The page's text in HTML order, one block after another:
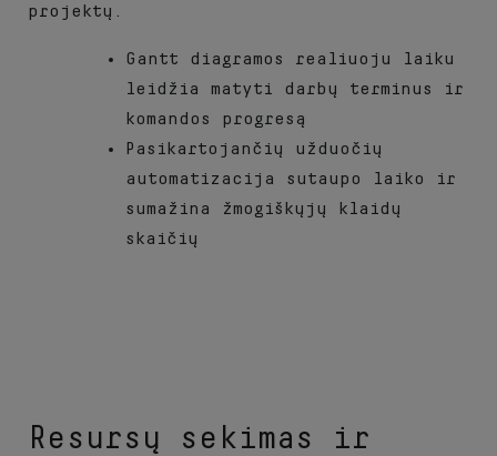
projektų.
Gantt diagramos realiuoju laiku
leidžia matyti darbų terminus ir
komandos progresą
Pasikartojančių užduočių
automatizacija sutaupo laiko ir
sumažina žmogiškųjų klaidų
skaičių
Resursų sekimas ir